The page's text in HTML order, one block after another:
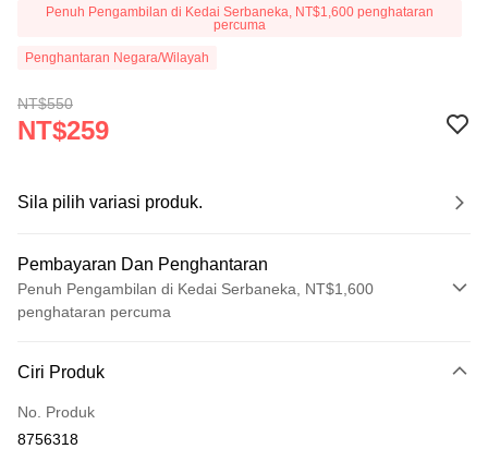
Penuh Pengambilan di Kedai Serbaneka, NT$1,600 penghataran
percuma
Penghantaran Negara/Wilayah
NT$550
NT$259
Sila pilih variasi produk.
Pembayaran Dan Penghantaran
Penuh Pengambilan di Kedai Serbaneka, NT$1,600
penghataran percuma
Kad Kredit (Bayaran Penuh)
Pengambilan di Kedai Serbaneka
Ciri Produk
No. Produk
8756318